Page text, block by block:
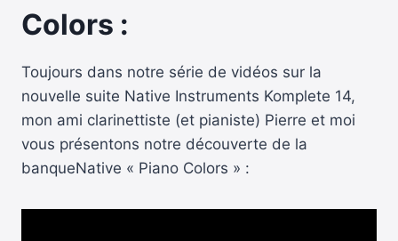
Colors :
Toujours dans notre série de vidéos sur la
nouvelle suite Native Instruments Komplete 14,
mon ami clarinettiste (et pianiste) Pierre et moi
vous présentons notre découverte de la
banqueNative « Piano Colors » :